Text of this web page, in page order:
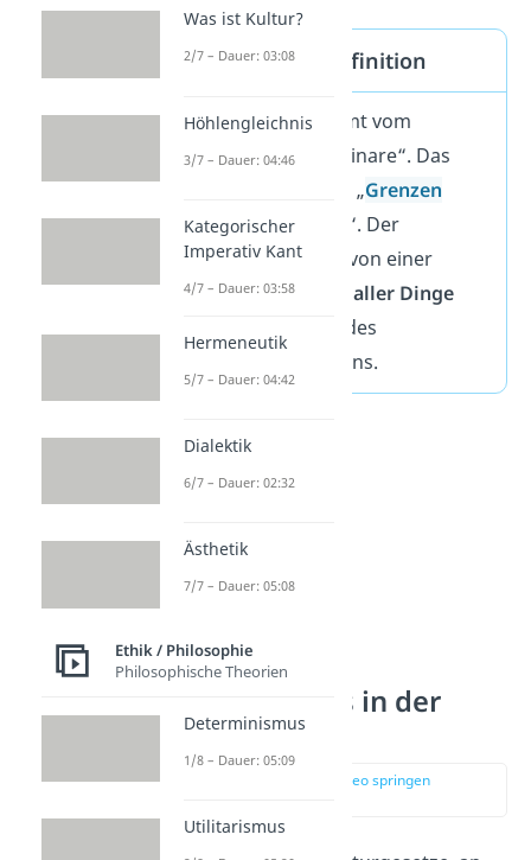
Determinismus Definition
Determinismus kommt vom
Lateinischen „determinare“. Das
bedeutet „festlegen“, „Grenzen
setzen„, „begrenzen“. Der
Determinismus geht von einer
Vorherbestimmtheit
aller Dinge
aus — einschließlich des
menschlichen Handelns.
Determinismus in der
Physik
zur Stelle im Video springen
Was ist Kultur?
2/7 – Dauer: 03:08
Höhlengleichnis
3/7 – Dauer: 04:46
Kategorischer
Imperativ Kant
4/7 – Dauer: 03:58
Hermeneutik
5/7 – Dauer: 04:42
Dialektik
6/7 – Dauer: 02:32
Ästhetik
7/7 – Dauer: 05:08
Ethik / Philosophie
Philosophische Theorien
Determinismus
1/8 – Dauer: 05:09
Utilitarismus